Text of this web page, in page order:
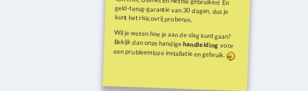
kunt het risicovrij proberen.
Wil je weten hoe je aan de slag kunt gaan?
Bekijk dan onze handigehandleiding voor
een probleemloze installatie en gebruik.